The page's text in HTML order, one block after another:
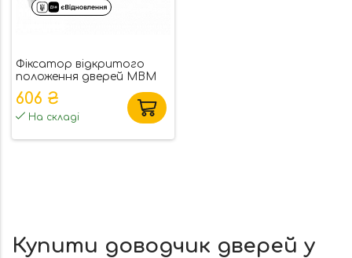
Фіксатор відкритого
положення дверей MBM
606 ₴
На складі
Купити доводчик дверей у